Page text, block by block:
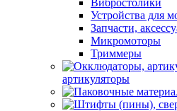
Вибростолики
Устройства для
Запчасти,
Микромоторы
Триммеры
артикуляторы